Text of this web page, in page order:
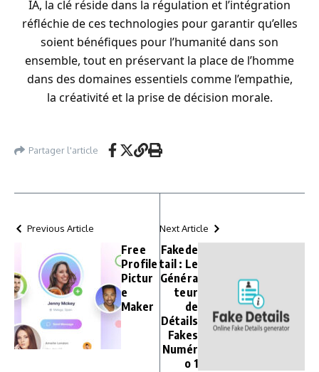
IA, la clé réside dans la régulation et l’intégration
réfléchie de ces technologies pour garantir qu’elles
soient bénéfiques pour l’humanité dans son
ensemble, tout en préservant la place de l’homme
dans des domaines essentiels comme l’empathie,
la créativité et la prise de décision morale.
Partager l'article
Previous Article
Free
Profile
Pictur
e
Maker
Next Article
Fakede
tail : Le
Généra
teur
de
Détails
Fakes
Numér
o 1